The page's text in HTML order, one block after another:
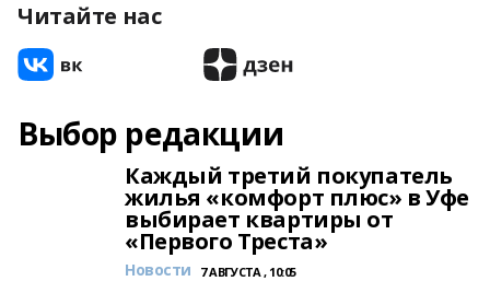
Читайте нас
Выбор редакции
Каждый третий покупатель
жилья «комфорт плюс» в Уфе
выбирает квартиры от
«Первого Треста»
Новости 7 АВГУСТА , 10:05